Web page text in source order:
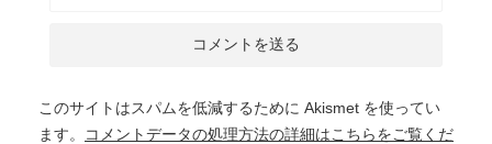
このサイトはスパムを低減するために Akismet を使ってい
ます。
コメントデータの処理方法の詳細はこちらをご覧くだ